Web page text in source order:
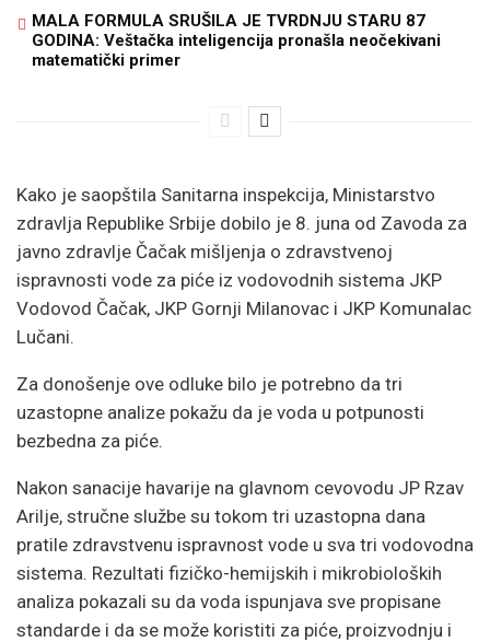
MALA FORMULA SRUŠILA JE TVRDNJU STARU 87
GODINA: Veštačka inteligencija pronašla neočekivani
matematički primer
Kako je saopštila Sanitarna inspekcija, Ministarstvo
zdravlja Republike Srbije dobilo je 8. juna od Zavoda za
javno zdravlje Čačak mišljenja o zdravstvenoj
ispravnosti vode za piće iz vodovodnih sistema JKP
Vodovod Čačak, JKP Gornji Milanovac i JKP Komunalac
Lučani.
Za donošenje ove odluke bilo je potrebno da tri
uzastopne analize pokažu da je voda u potpunosti
bezbedna za piće.
Nakon sanacije havarije na glavnom cevovodu JP Rzav
Arilje, stručne službe su tokom tri uzastopna dana
pratile zdravstvenu ispravnost vode u sva tri vodovodna
sistema. Rezultati fizičko-hemijskih i mikrobioloških
analiza pokazali su da voda ispunjava sve propisane
standarde i da se može koristiti za piće, proizvodnju i